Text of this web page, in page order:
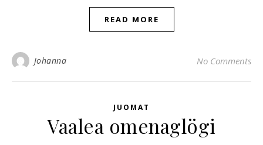
READ MORE
Johanna No Comments
JUOMAT
Vaalea omenaglögi